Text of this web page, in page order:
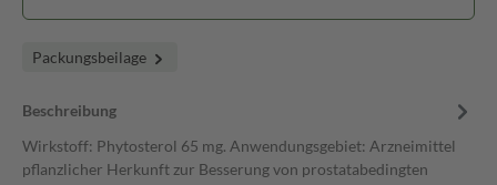
Packungsbeilage
Beschreibung
Wirkstoff: Phytosterol 65 mg. Anwendungsgebiet: Arzneimittel
pflanzlicher Herkunft zur Besserung von prostatabedingten